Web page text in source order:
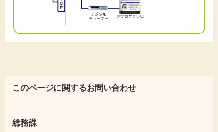
このページに関するお問い合わせ
総務課